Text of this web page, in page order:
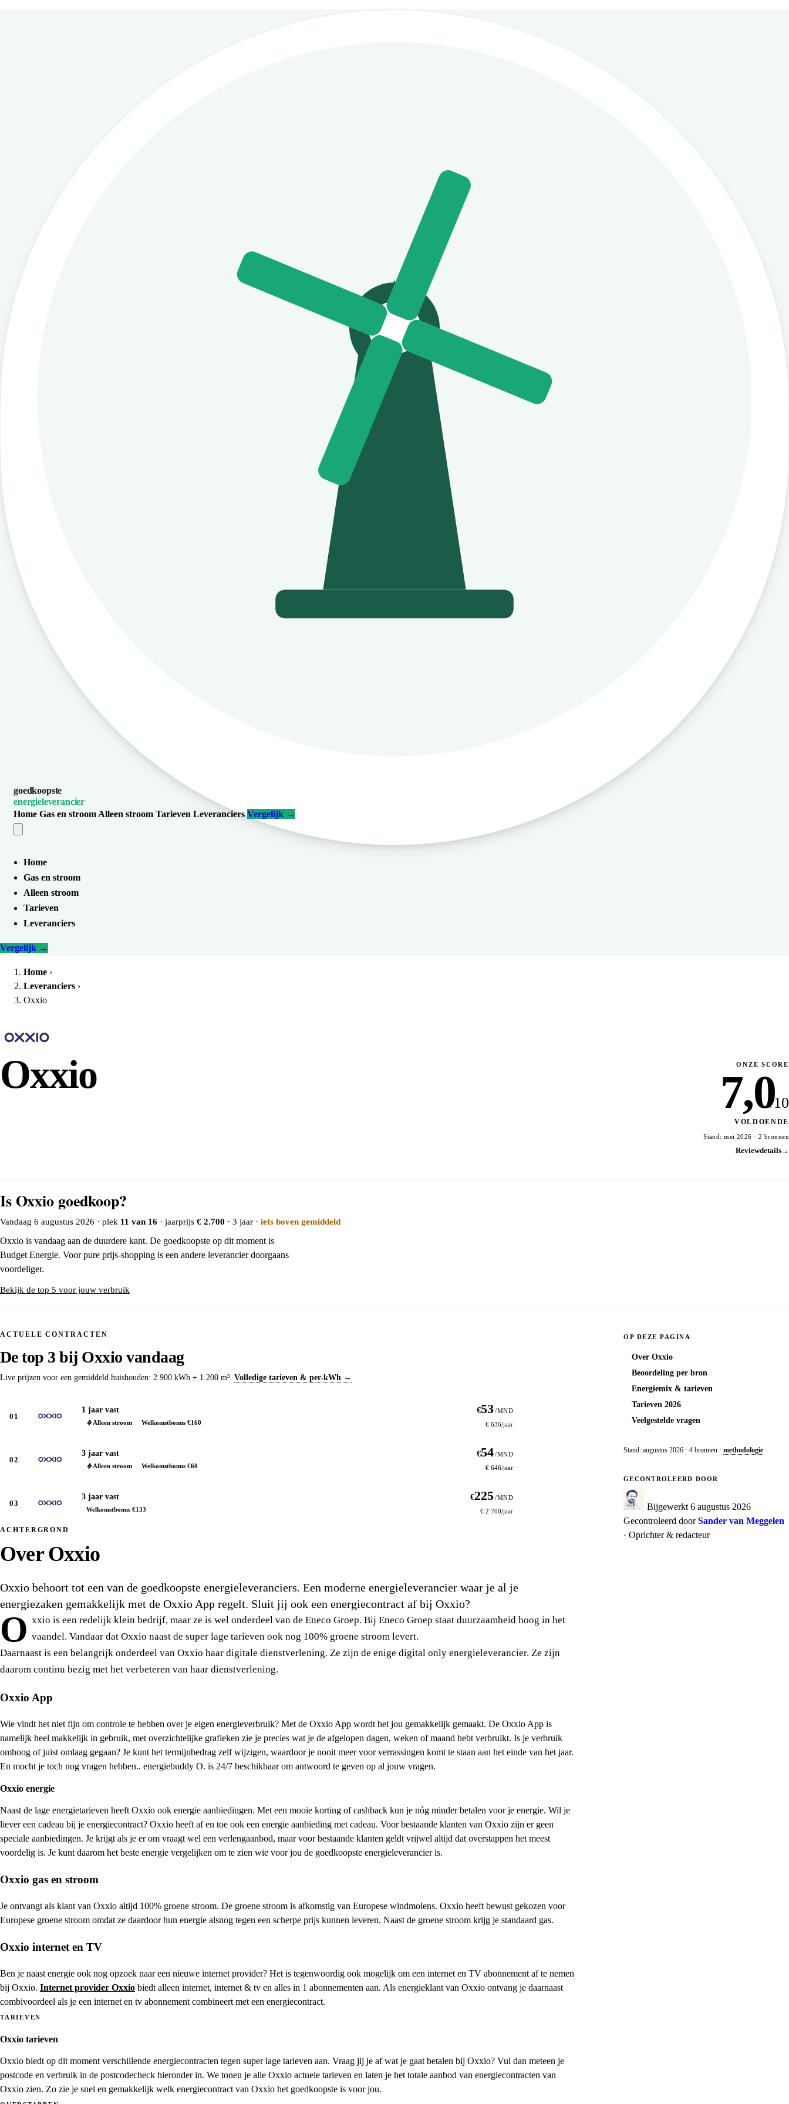
goedkoopste
energieleverancier
Home Gas en stroom Alleen stroom Tarieven LeveranciersVergelijk →
Home
Gas en stroom
Alleen stroom
Tarieven
Leveranciers
Vergelijk →
Home ›
Leveranciers ›
Oxxio
Oxxio ONZE SCORE
7,0/10
VOLDOENDE
Stand: mei 2026 · 2 bronnen
Reviewdetails→
Is Oxxio goedkoop?
Vandaag 6 augustus 2026 · plek 11 van 16 · jaarprijs € 2.700 · 3 jaar · iets boven gemiddeld
Oxxio is vandaag aan de duurdere kant. De goedkoopste op dit moment is
Budget Energie. Voor pure prijs-shopping is een andere leverancier doorgaans
voordeliger.
Bekijk de top 5 voor jouw verbruik
ACTUELE CONTRACTEN
De top 3 bij Oxxio vandaag
Live prijzen voor een gemiddeld huishouden: 2.900 kWh + 1.200 m³. Volledige tarieven & per-kWh →
01
1 jaar vast
Alleen stroom Welkomstbonus €160
€53 /MND
€ 636/jaar
02
3 jaar vast
Alleen stroom Welkomstbonus €60
€54 /MND
€ 646/jaar
03
3 jaar vast
Welkomstbonus €133
€225 /MND
€ 2.700/jaar
ACHTERGROND
Over Oxxio
Oxxio behoort tot een van de goedkoopste energieleveranciers. Een moderne energieleverancier waar je al je
energiezaken gemakkelijk met de Oxxio App regelt. Sluit jij ook een energiecontract af bij Oxxio?
O xxio is een redelijk klein bedrijf, maar ze is wel onderdeel van de Eneco Groep. Bij Eneco Groep staat duurzaamheid hoog in het
vaandel. Vandaar dat Oxxio naast de super lage tarieven ook nog 100% groene stroom levert.
Daarnaast is een belangrijk onderdeel van Oxxio haar digitale dienstverlening. Ze zijn de enige digital only energieleverancier. Ze zijn
daarom continu bezig met het verbeteren van haar dienstverlening.
Oxxio App
Wie vindt het niet fijn om controle te hebben over je eigen energieverbruik? Met de Oxxio App wordt het jou gemakkelijk gemaakt. De Oxxio App is
namelijk heel makkelijk in gebruik, met overzichtelijke grafieken zie je precies wat je de afgelopen dagen, weken of maand hebt verbruikt. Is je verbruik
omhoog of juist omlaag gegaan? Je kunt het termijnbedrag zelf wijzigen, waardoor je nooit meer voor verrassingen komt te staan aan het einde van het jaar.
En mocht je toch nog vragen hebben.. energiebuddy O. is 24/7 beschikbaar om antwoord te geven op al jouw vragen.
Oxxio energie
Naast de lage energietarieven heeft Oxxio ook energie aanbiedingen. Met een mooie korting of cashback kun je nóg minder betalen voor je energie. Wil je
liever een cadeau bij je energiecontract? Oxxio heeft af en toe ook een energie aanbieding met cadeau. Voor bestaande klanten van Oxxio zijn er geen
speciale aanbiedingen. Je krijgt als je er om vraagt wel een verlengaanbod, maar voor bestaande klanten geldt vrijwel altijd dat overstappen het meest
voordelig is. Je kunt daarom het beste energie vergelijken om te zien wie voor jou de goedkoopste energieleverancier is.
Oxxio gas en stroom
Je ontvangt als klant van Oxxio altijd 100% groene stroom. De groene stroom is afkomstig van Europese windmolens. Oxxio heeft bewust gekozen voor
Europese groene stroom omdat ze daardoor hun energie alsnog tegen een scherpe prijs kunnen leveren. Naast de groene stroom krijg je standaard gas.
Oxxio internet en TV
Ben je naast energie ook nog opzoek naar een nieuwe internet provider? Het is tegenwoordig ook mogelijk om een internet en TV abonnement af te nemen
bij Oxxio. Internet provider Oxxio biedt alleen internet, internet & tv en alles in 1 abonnementen aan. Als energieklant van Oxxio ontvang je daarnaast
combivoordeel als je een internet en tv abonnement combineert met een energiecontract.
TARIEVEN
Oxxio tarieven
Oxxio biedt op dit moment verschillende energiecontracten tegen super lage tarieven aan. Vraag jij je af wat je gaat betalen bij Oxxio? Vul dan meteen je
postcode en verbruik in de postcodecheck hieronder in. We tonen je alle Oxxio actuele tarieven en laten je het totale aanbod van energiecontracten van
Oxxio zien. Zo zie je snel en gemakkelijk welk energiecontract van Oxxio het goedkoopste is voor jou.
OP DEZE PAGINA
Over Oxxio
Beoordeling per bron
Energiemix & tarieven
Tarieven 2026
Veelgestelde vragen
Stand: augustus 2026 · 4 bronnen · methodologie
GECONTROLEERD DOOR
Bijgewerkt 6 augustus 2026
Gecontroleerd doorSander van Meggelen
· Oprichter & redacteur